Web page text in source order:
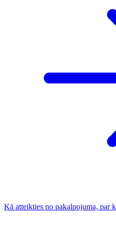
Kā atteikties no pakalpojuma, par